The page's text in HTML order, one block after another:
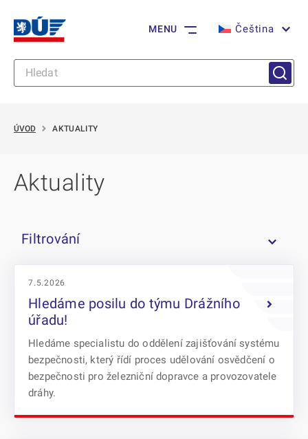
MENU Čeština
ÚVOD AKTUALITY
Aktuality
7.5.2026
Hledáme posilu do týmu Drážního
úřadu!
Hledáme specialistu do oddělení zajišťování systému
bezpečnosti, který řídí proces udělování osvědčení o
bezpečnosti pro železniční dopravce a provozovatele
dráhy.
Filtrování